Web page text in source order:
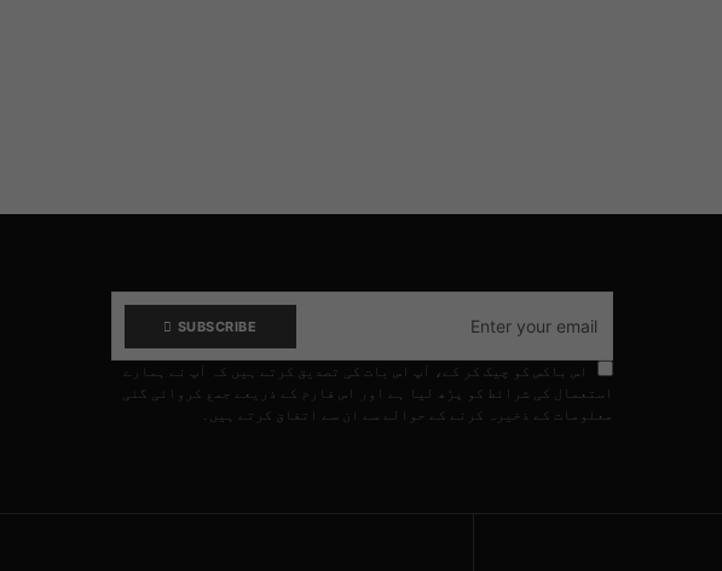
SUBSCRIBE
اس باکس کو چیک کر کے، آپ اس بات کی تصدیق کرتے ہیں کہ آپ نے ہمارے
استعمال کی شرائط کو پڑھ لیا ہے اور اس فارم کے ذریعے جمع کروائی گئی
معلومات کے ذخیرہ کرنے کے حوالے سے ان سے اتفاق کرتے ہیں۔